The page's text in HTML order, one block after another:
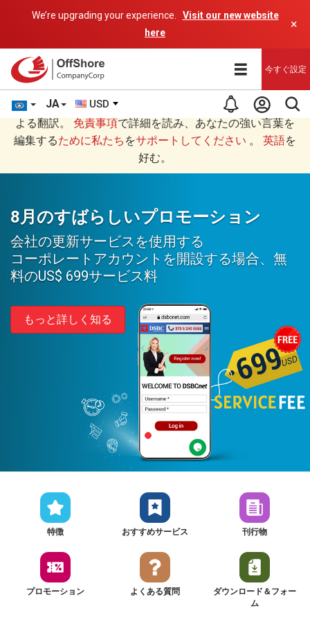
We’re upgrading your experience.
Visit our new website
here
×
JA USD
今すぐ設定
あなたは日本語 (にほんご)で読んでいますAIプログラムに
よる翻訳。 免責事項で詳細を読み、あなたの強い言葉を
編集するために私たち をサポートしてください 。 英語を
好む。
8月のすばらしいプロモーション
会社の更新サービスを使用する
コーポレートアカウントを開設する場合、無
料のUS$ 699サービス料
もっと詳しく知る
特徴 おすすめサービス 刊行物
プロモーション よくある質問
ダウンロード＆フォー
ム